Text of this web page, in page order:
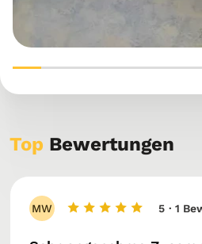
Top Bewertungen
MW 5 · 1